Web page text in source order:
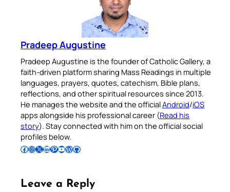
Pradeep Augustine
Pradeep Augustine is the founder of Catholic Gallery, a
faith-driven platform sharing Mass Readings in multiple
languages, prayers, quotes, catechism, Bible plans,
reflections, and other spiritual resources since 2013.
He manages the website and the officialAndroid/iOS
apps alongside his professional career (Read his
story). Stay connected with him on the official social
profiles below.
Follow Pradeep on Facebook Follow Pradeep on InstagramFollow Pradeep on X Follow Pradeep on LinkedIn Follow Pradeep on Pinterest Subscribe to Pradeep’s Youtube Channel Follow Pradeep on WordPress Follow Pradeep on GitHub
Leave a Reply